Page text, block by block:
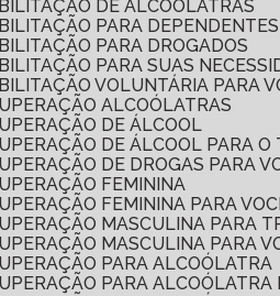
DE ALCOÓLATRAS
PARA
PARA DROGADOS
PARA SUAS
VOLUNTÁRIA PARA
ALCOÓLATRAS
DE ÁLCOOL
DE ÁLCOOL PARA
DE DROGAS PARA
FEMININA
FEMININA PARA
MASCULINA PARA
MASCULINA PARA
PARA ALCOÓLATRA
PARA